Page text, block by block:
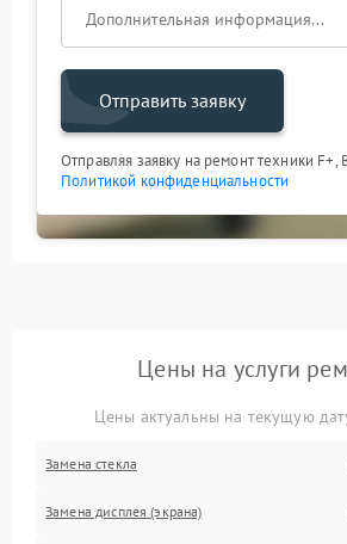
Отправить заявку
Отправляя заявку на ремонт техники F+,
Политикой конфиденциальности
Цены на услуги
Цены актуальны на текущую
Замена стекла
Замена дисплея (экрана)